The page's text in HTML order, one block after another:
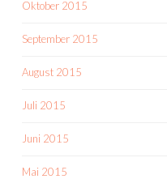
Oktober 2015
September 2015
August 2015
Juli 2015
Juni 2015
Mai 2015